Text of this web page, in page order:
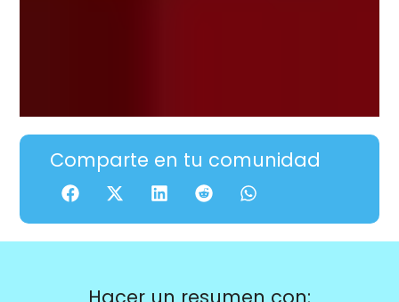
Comparte en tu comunidad
Hacer un resumen con: